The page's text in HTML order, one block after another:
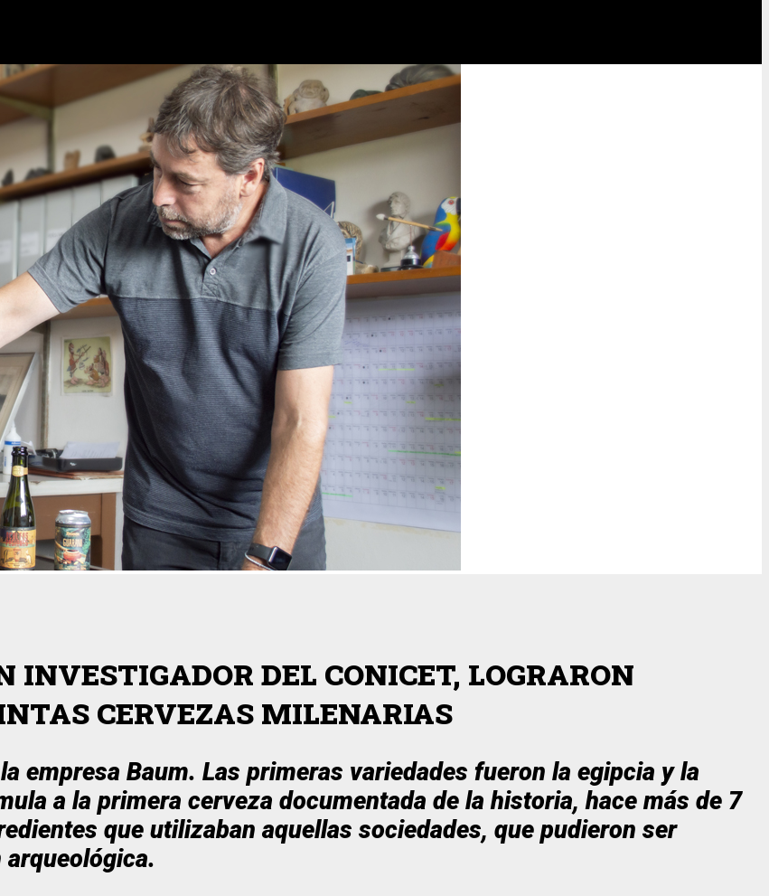
INVESTIGADOR DEL CONICET, LOGRARON
CERVEZAS MILENARIAS
empresa Baum. Las primeras variedades fueron la egipcia y la
a la primera cerveza documentada de la historia, hace más de 7
que utilizaban aquellas sociedades, que pudieron ser